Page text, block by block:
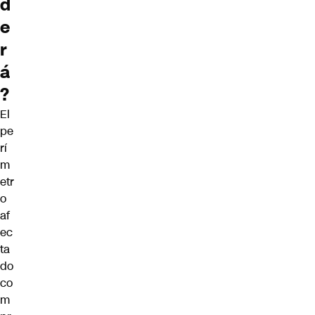
d
e
r
á
?
El
pe
rí
m
etr
o
af
ec
ta
do
co
m